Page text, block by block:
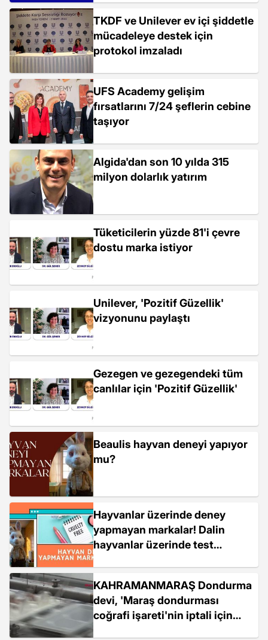
TKDF ve Unilever ev içi şiddetle
mücadeleye destek için
protokol imzaladı
UFS Academy gelişim
fırsatlarını 7/24 şeflerin cebine
taşıyor
Algida'dan son 10 yılda 315
milyon dolarlık yatırım
Tüketicilerin yüzde 81'i çevre
dostu marka istiyor
Unilever, 'Pozitif Güzellik'
vizyonunu paylaştı
Gezegen ve gezegendeki tüm
canlılar için 'Pozitif Güzellik'
Beaulis hayvan deneyi yapıyor
mu?
Hayvanlar üzerinde deney
yapmayan markalar! Dalin
hayvanlar üzerinde test
KAHRAMANMARAŞ Dondurma
devi, 'Maraş dondurması
coğrafi işareti'nin iptali için